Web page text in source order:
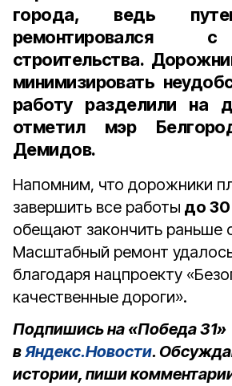
города, ведь
ремонтировался
строительства.
минимизировать
работу разделили на
отметил мэр
Демидов.
Напомним, что дорожники
завершить все работы до
обещают закончить раньше
Масштабный ремонт
благодаря нацпроекту
качественные дороги».
Подпишись на «Победа 31»
вЯндекс.Новости.
истории, пиши